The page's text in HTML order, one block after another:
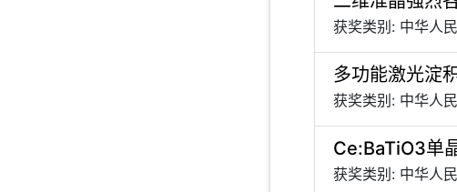
获奖类别: 中华人
多功能激光淀
获奖类别: 中华人
Ce:BaTiO3单
获奖类别: 中华人